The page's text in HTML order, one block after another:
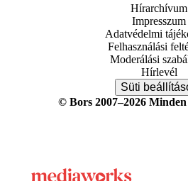
Hírarchívum
Impresszum
Adatvédelmi
Felhasználási
Moderálási
Hírlevél
Süti
© Bors 2007–2026